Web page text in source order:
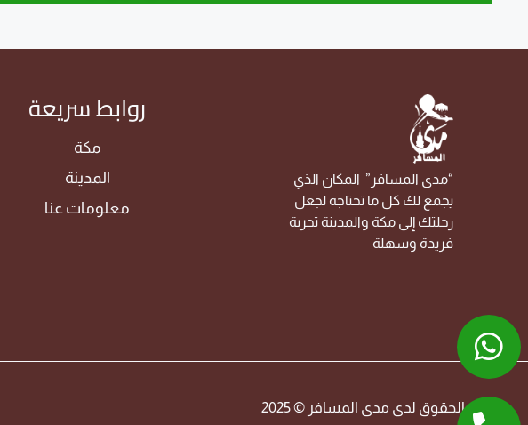
“مدى المسافر” المكان الذي
يجمع لك كل ما تحتاجه لجعل
رحلتك إلى مكة والمدينة تجربة
فريدة وسهلة
روابط سريعة
مكة
المدينة
معلومات عنا
جميع الحقوق لدى مدى المسافر © 2025